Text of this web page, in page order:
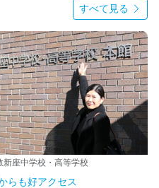
すべて見る
新座中学校・高等学校
らも好アクセス